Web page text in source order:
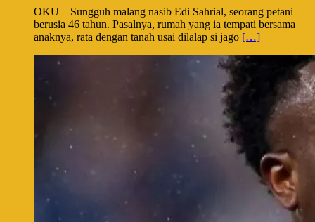
OKU – Sungguh malang nasib Edi Sahrial, seorang petani
berusia 46 tahun. Pasalnya, rumah yang ia tempati bersama
anaknya, rata dengan tanah usai dilalap si jago […]